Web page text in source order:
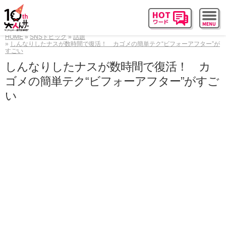
HOME SNSトピック
話題
しんなりしたナスが数時間で復活！ カゴメの簡単テク“ビフォーアフター”が
すごい
しんなりしたナスが数時間で復活！ カ
ゴメの簡単テク“ビフォーアフター”がすご
い